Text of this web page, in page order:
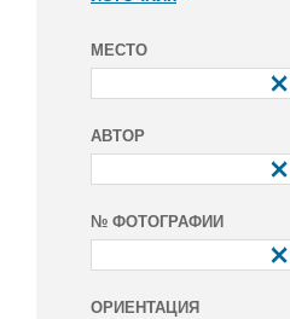
МЕСТО
АВТОР
№ ФОТОГРАФИИ
ОРИЕНТАЦИЯ